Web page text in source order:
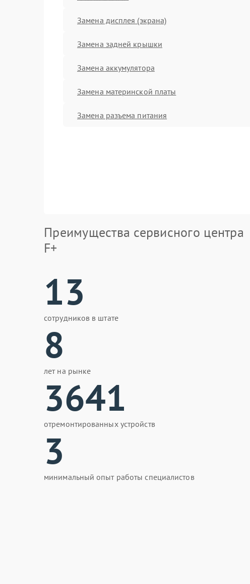
Замена дисплея (экрана)
Замена задней крышки
Замена аккумулятора
Замена материнской платы
Замена разъема питания
Преимущества сервисного центра
F+
13
сотрудников в штате
8
лет на рынке
3641
отремонтированных устройств
3
минимальный опыт работы специалистов